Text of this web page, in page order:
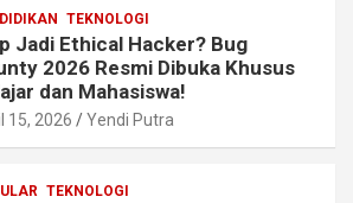
TEKNOLOGI
Jadi Ethical Hacker? Bug
2026 Resmi Dibuka Khusus
dan Mahasiswa!
15, 2026 Yendi Putra
TEKNOLOGI